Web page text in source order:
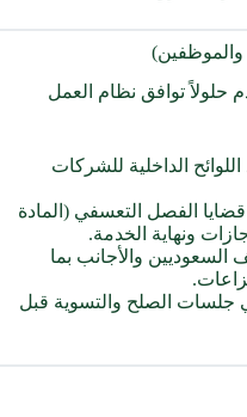
والموظفين)
حلولاً توافق نظام العمل
اللوائح الداخلية للشركات
قضايا الفصل التعسفي (المادة
والأجانب بما
جلسات الصلح والتسوية قبل